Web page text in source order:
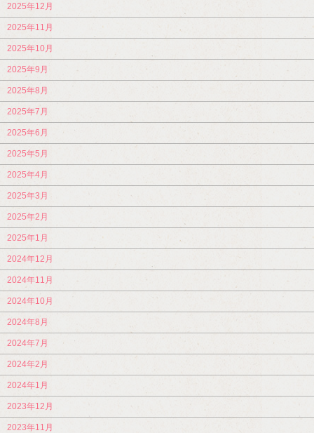
2025年12月
2025年11月
2025年10月
2025年9月
2025年8月
2025年7月
2025年6月
2025年5月
2025年4月
2025年3月
2025年2月
2025年1月
2024年12月
2024年11月
2024年10月
2024年8月
2024年7月
2024年2月
2024年1月
2023年12月
2023年11月